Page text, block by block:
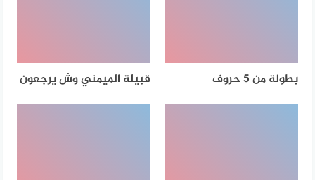
بطولة من 5 حروف قبيلة الميمني وش يرجعون